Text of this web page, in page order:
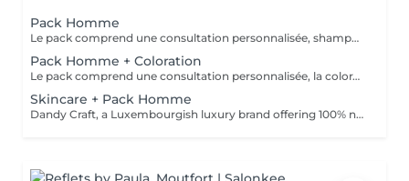
Pack Homme
Le pack comprend une consultation personnalisée, shampooing et conditionneur spécifiques REDKEN, la coupe IGORANCE (finitions sur cheveux secs ) et les produits de styling REDKEN * Tarifs à titre indicatifs à confirmer après la consultation personnalisée établit auprès de votre coiffeur/stylist/spécialiste * La direction se réserve le droit d’apporter des modifications pour le bon fonctionnement du salon
Pack Homme + Coloration
Le pack comprend une consultation personnalisée, la coloration avec les produits LOREAL PROFESSIONNEL , shampooing et conditionneur spécifiques REDKEN , la coupe IGORANCE ( finitions sur cheveux secs) , les produits de styling REDKEN * Tarifs à titre indicatifs à confirmer après la consultation personnalisée établit auprès de votre coiffeur/stylist/spécialiste * La direction se réserve le droit d’apporter des modifications pour le bon fonctionnement du salon
Skincare + Pack Homme
Dandy Craft, a Luxembourgish luxury brand offering 100% natural facial care products. Facial care set: Cleanser infused with aloe vera juice and ginseng Exfoliant enriched with vitamin C Moisturizing cream with shea butter + Pack Homme